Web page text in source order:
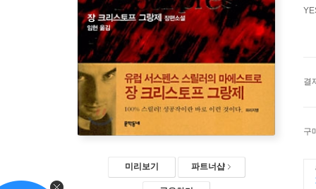
미리보기 파트너샵
결
구